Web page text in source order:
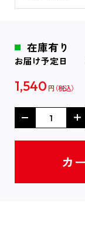
在庫有り
お届け予定日
1,540 円